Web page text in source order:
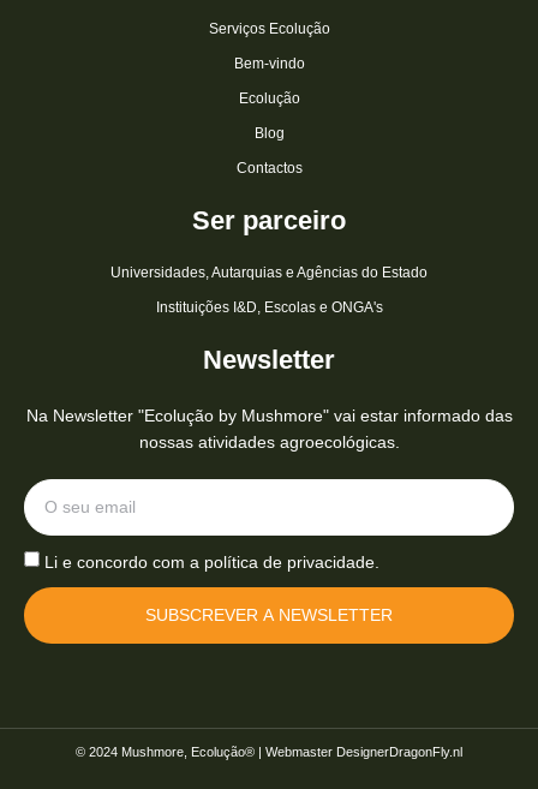
Serviços Ecolução
Bem-vindo
Ecolução
Blog
Contactos
Ser parceiro
Universidades, Autarquias e Agências do Estado
Instituições I&D, Escolas e ONGA's
Newsletter
Na Newsletter "Ecolução by Mushmore" vai estar informado das
nossas atividades agroecológicas.
Li e concordo com a política de privacidade.
SUBSCREVER A NEWSLETTER
© 2024 Mushmore, Ecolução® | Webmaster DesignerDragonFly.nl